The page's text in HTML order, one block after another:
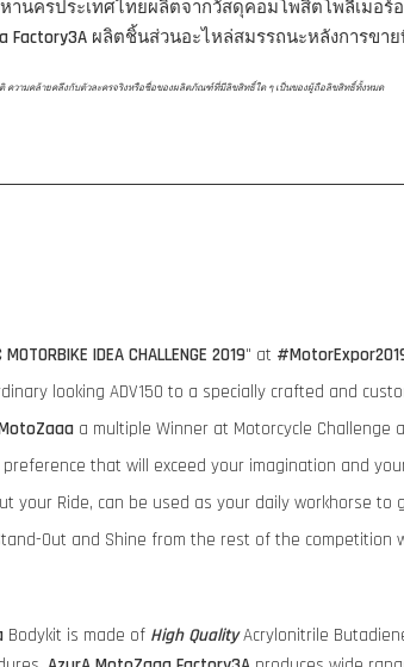
หานครประเทศไทยผลิตจากวัสดุคอมโพสิตโพลีเ
Factory3A ผลิตชิ้นส่วนอะไหล่สมรรถนะหลังการข
ความคล้ายคลึงกับตัวละครจริงหรือชื่อของผลิตภัณฑ์ที่มีลิขสิทธิ์ใด ๆ เป็นของผู้ถือลิขสิทธิ์ทั้งหมด
MOTORBIKE IDEA CHALLENGE 2019" at
looking ADV150 to a specially crafted and
a multiple Winner at Motorcycle Challenge
that will exceed your imagination and
your Ride, can be used as your daily workhorse to
Out and Shine from the rest of the competition
Bodykit is made of High QualityAcrylonitrile